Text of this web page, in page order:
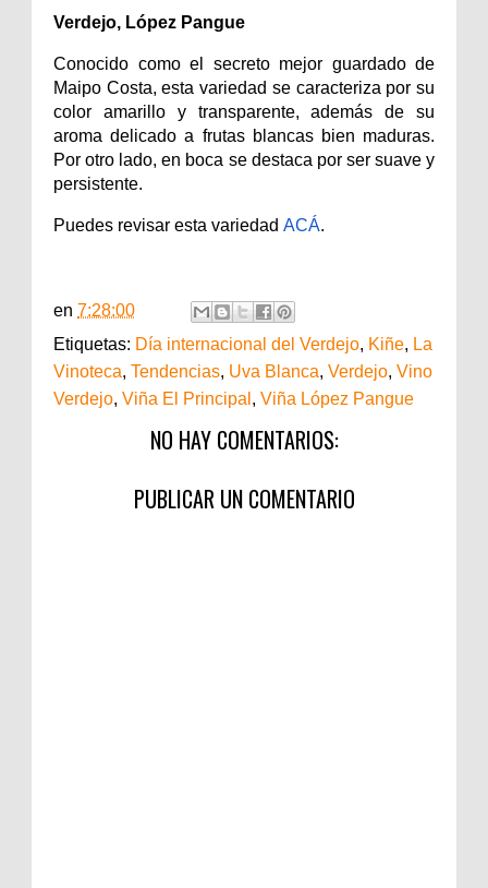
Verdejo, López Pangue
Conocido como el secreto mejor guardado de
Maipo Costa, esta variedad se caracteriza por su
color amarillo y transparente, además de su
aroma delicado a frutas blancas bien maduras.
Por otro lado, en boca se destaca por ser suave y
persistente.
Puedes revisar esta variedad ACÁ.
en 7:28:00
Etiquetas: Día internacional del Verdejo, Kiñe, La
Vinoteca, Tendencias, Uva Blanca, Verdejo, Vino
Verdejo, Viña El Principal , Viña López Pangue
NO HAY COMENTARIOS:
PUBLICAR UN COMENTARIO